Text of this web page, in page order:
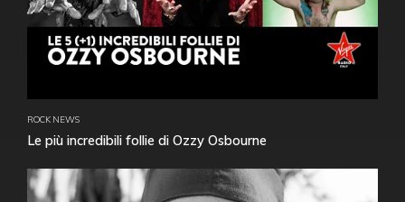
ROCK NEWS
Le più incredibili follie di Ozzy Osbourne